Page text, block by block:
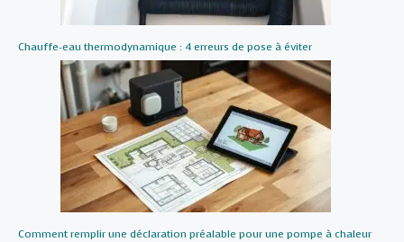
Chauffe-eau thermodynamique : 4 erreurs de pose à éviter
Comment remplir une déclaration préalable pour une pompe à chaleur